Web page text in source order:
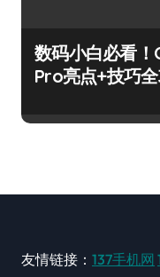
数码小白必看！
Pro亮点+技巧
友情链接： 137手机网